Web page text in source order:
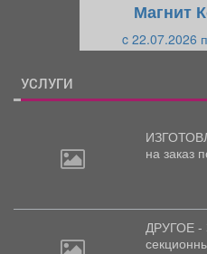
Магнит
c 22.07.2026
УСЛУГИ
на заказ
ДРУГОЕ